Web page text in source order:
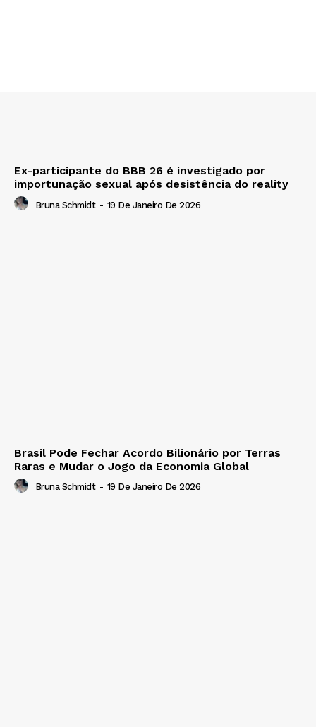
Ex-participante do BBB 26 é investigado por
importunação sexual após desistência do reality
Bruna Schmidt - 19 De Janeiro De 2026
Brasil Pode Fechar Acordo Bilionário por Terras
Raras e Mudar o Jogo da Economia Global
Bruna Schmidt - 19 De Janeiro De 2026